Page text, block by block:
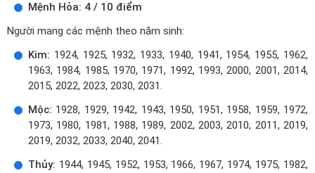
Mệnh Hỏa: 4 / 10 điểm
Người mang các mệnh theo năm sinh:
Kim: 1924, 1925, 1932, 1933, 1940, 1941, 1954, 1955, 1962,
1963, 1984, 1985, 1970, 1971, 1992, 1993, 2000, 2001, 2014,
2015, 2022, 2023, 2030, 2031.
Mộc: 1928, 1929, 1942, 1943, 1950, 1951, 1958, 1959, 1972,
1973, 1980, 1981, 1988, 1989, 2002, 2003, 2010, 2011, 2019,
2019, 2032, 2033, 2040, 2041.
Thủy: 1944, 1945, 1952, 1953, 1966, 1967, 1974, 1975, 1982,